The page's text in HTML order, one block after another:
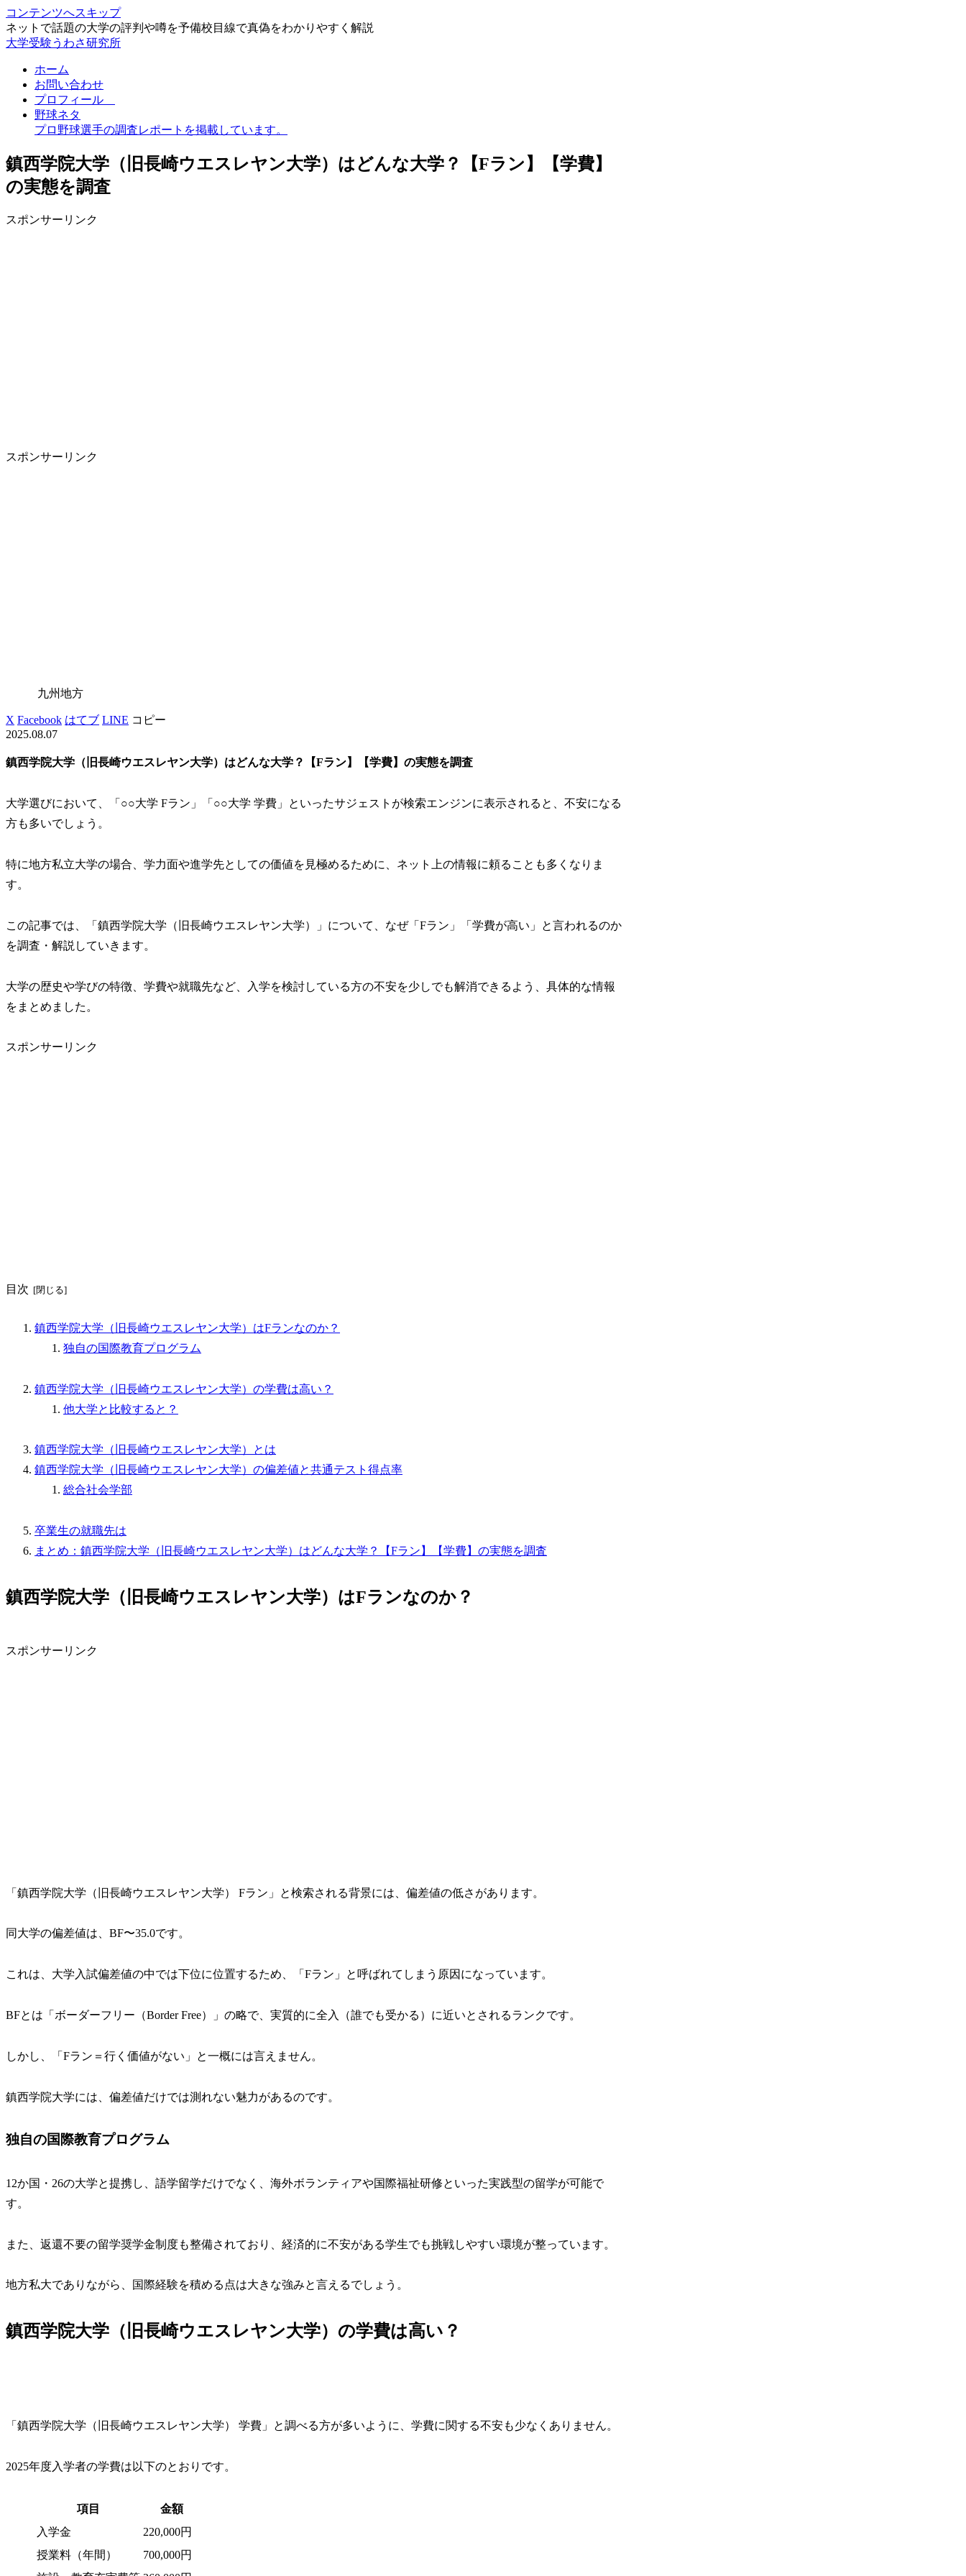
コンテンツへスキップ
ネットで話題の大学の評判や噂を予備校目線で真偽をわかりやすく解説
大学受験うわさ研究所
ホーム
お問い合わせ
プロフィール
野球ネタ
プロ野球選手の調査レポートを掲載しています。
鎮西学院大学（旧長崎ウエスレヤン大学）はどんな大学？【Fラン】【学費】
の実態を調査
スポンサーリンク
スポンサーリンク
九州地方
X Facebook はてブ LINE コピー
2025.08.07
鎮西学院大学（旧長崎ウエスレヤン大学）はどんな大学？【Fラン】【学費】の実態を調査
大学選びにおいて、「○○大学 Fラン」「○○大学 学費」といったサジェストが検索エンジンに表示されると、不安になる
方も多いでしょう。
特に地方私立大学の場合、学力面や進学先としての価値を見極めるために、ネット上の情報に頼ることも多くなりま
す。
この記事では、「鎮西学院大学（旧長崎ウエスレヤン大学）」について、なぜ「Fラン」「学費が高い」と言われるのか
を調査・解説していきます。
大学の歴史や学びの特徴、学費や就職先など、入学を検討している方の不安を少しでも解消できるよう、具体的な情報
をまとめました。
スポンサーリンク
目次
鎮西学院大学（旧長崎ウエスレヤン大学）はFランなのか？
独自の国際教育プログラム
鎮西学院大学（旧長崎ウエスレヤン大学）の学費は高い？
他大学と比較すると？
鎮西学院大学（旧長崎ウエスレヤン大学）とは
鎮西学院大学（旧長崎ウエスレヤン大学）の偏差値と共通テスト得点率
総合社会学部
卒業生の就職先は
まとめ：鎮西学院大学（旧長崎ウエスレヤン大学）はどんな大学？【Fラン】【学費】の実態を調査
鎮西学院大学（旧長崎ウエスレヤン大学）はFランなのか？
スポンサーリンク
「鎮西学院大学（旧長崎ウエスレヤン大学） Fラン」と検索される背景には、偏差値の低さがあります。
同大学の偏差値は、BF〜35.0です。
これは、大学入試偏差値の中では下位に位置するため、「Fラン」と呼ばれてしまう原因になっています。
BFとは「ボーダーフリー（Border Free）」の略で、実質的に全入（誰でも受かる）に近いとされるランクです。
しかし、「Fラン＝行く価値がない」と一概には言えません。
鎮西学院大学には、偏差値だけでは測れない魅力があるのです。
独自の国際教育プログラム
12か国・26の大学と提携し、語学留学だけでなく、海外ボランティアや国際福祉研修といった実践型の留学が可能で
す。
また、返還不要の留学奨学金制度も整備されており、経済的に不安がある学生でも挑戦しやすい環境が整っています。
地方私大でありながら、国際経験を積める点は大きな強みと言えるでしょう。
鎮西学院大学（旧長崎ウエスレヤン大学）の学費は高い？
「鎮西学院大学（旧長崎ウエスレヤン大学） 学費」と調べる方が多いように、学費に関する不安も少なくありません。
2025年度入学者の学費は以下のとおりです。
項目
金額
入学金
220,000円
授業料（年間）
700,000円